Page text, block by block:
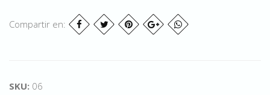
Compartir en:
SKU: 06